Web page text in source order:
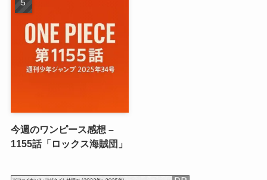
今週のワンピース感想 –
1155話「ロックス海賊団」